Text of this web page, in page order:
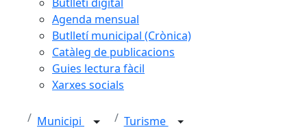
Agenda mensual
Butlletí municipal (Crònica)
Catàleg de publicacions
Guies lectura fàcil
Xarxes socials
Municipi Turisme